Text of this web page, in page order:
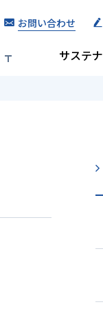
お問い合わせ
サステ